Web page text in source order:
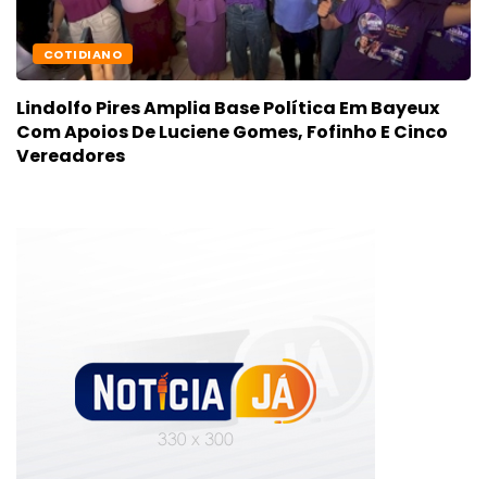
COTIDIANO
Lindolfo Pires Amplia Base Política Em Bayeux
Com Apoios De Luciene Gomes, Fofinho E Cinco
Vereadores